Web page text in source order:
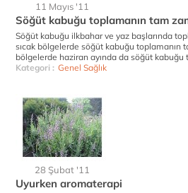
11 Mayıs '11
Söğüt kabuğu toplamanın tam
Söğüt kabuğu ilkbahar ve yaz başlarında
sıcak bölgelerde söğüt kabuğu toplamanın
bölgelerde haziran ayında da söğüt kabuğu
Kategori : Genel Sağlık
28 Şubat '11
Uyurken aromaterapi